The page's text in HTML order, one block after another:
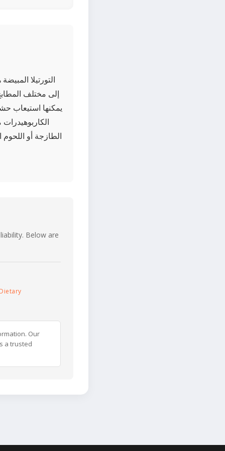
التورتيلا
إلى مختلف
يمكنها استيعاب
الطازجة أو
Below are
Our
a trusted